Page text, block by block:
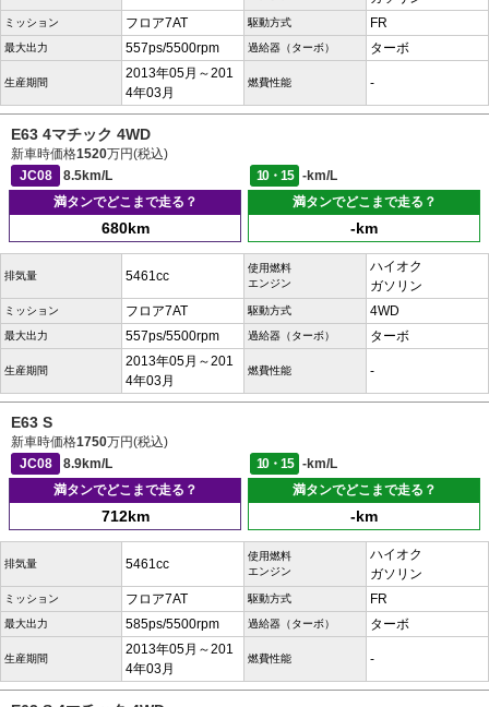
ミッション フロア7AT 駆動方式 FR
最大出力 557ps/5500rpm 過給器（ターボ） ターボ
生産期間
2013年05月～201
4年03月
燃費性能 -
E63 4マチック 4WD
新車時価格1520万円(税込)
JC08
8.5km/L 10・15
-km/L
満タンでどこまで走る？
680km
満タンでどこまで走る？
-km
排気量 5461cc
使用燃料
エンジン
ハイオク
ガソリン
ミッション フロア7AT 駆動方式 4WD
最大出力 557ps/5500rpm 過給器（ターボ） ターボ
生産期間
2013年05月～201
4年03月
燃費性能 -
E63 S
新車時価格1750万円(税込)
JC08
8.9km/L 10・15
-km/L
満タンでどこまで走る？
712km
満タンでどこまで走る？
-km
排気量 5461cc
使用燃料
エンジン
ハイオク
ガソリン
ミッション フロア7AT 駆動方式 FR
最大出力 585ps/5500rpm 過給器（ターボ） ターボ
生産期間
2013年05月～201
4年03月
燃費性能 -